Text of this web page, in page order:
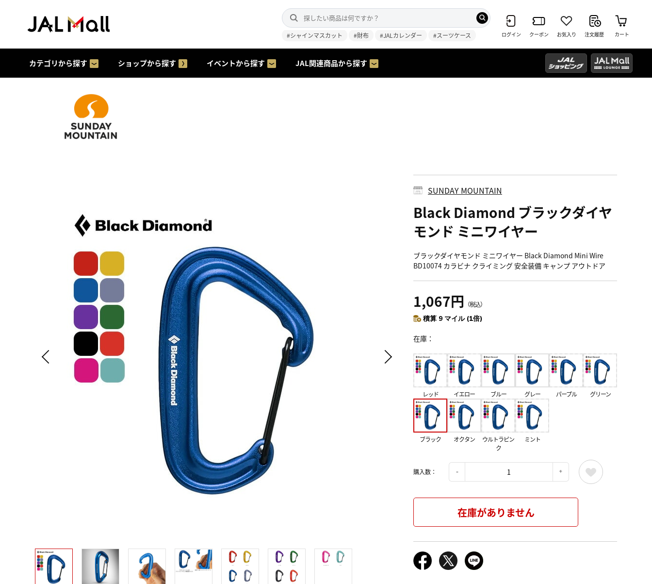
#シャインマスカット #財布 #JALカレンダー #スーツケース ログイン クーポン お気入り 注文履歴 カート
カテゴリから探す ショップから探す イベントから探す JAL関連商品から探す
SUNDAY MOUNTAIN
Black Diamond ブラックダイヤ
モンド ミニワイヤー
ブラックダイヤモンド ミニワイヤー Black Diamond Mini Wire
BD10074 カラビナ クライミング 安全装備 キャンプ アウトドア
1,067円 （税込）
積算 9 マイル (1倍)
在庫
レッド イエロー ブルー グレー パープル グリーン
ブラック オクタン
ウルトラピン
ク
ミント
購入数：
在庫がありません